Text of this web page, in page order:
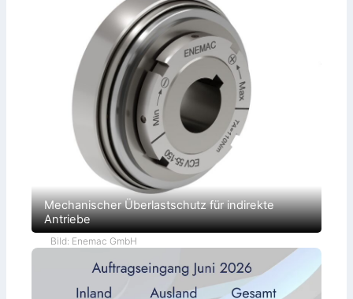
Mechanischer Überlastschutz für indirekte
Antriebe
Bild: Enemac GmbH